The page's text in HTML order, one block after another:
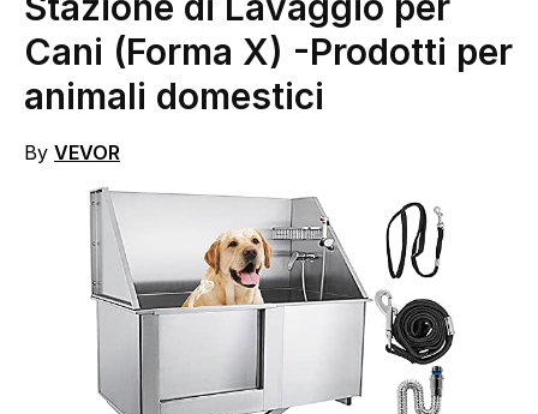
Cani (Forma X) -Prodotti per
animali domestici
By VEVOR